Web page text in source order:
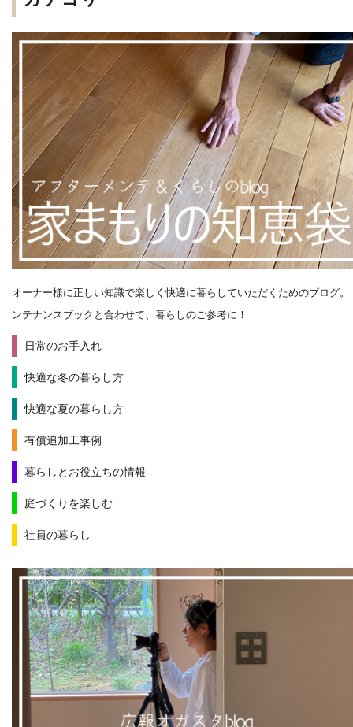
オーナー様に正しい知識で楽しく快適に暮らしていただくためのブログ。
ンテナンスブックと合わせて、暮らしのご参考に！
日常のお手入れ
快適な冬の暮らし方
快適な夏の暮らし方
有償追加工事例
暮らしとお役立ちの情報
庭づくりを楽しむ
社員の暮らし